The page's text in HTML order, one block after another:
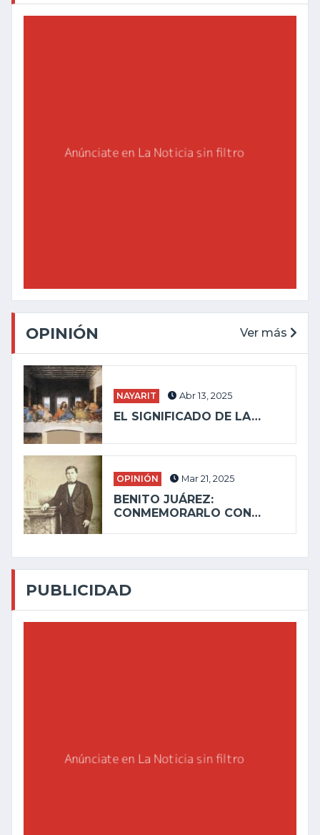
OPINIÓN Ver más
NAYARIT Abr 13, 2025
EL SIGNIFICADO DE LA…
OPINIÓN Mar 21, 2025
BENITO JUÁREZ:
CONMEMORARLO CON…
PUBLICIDAD